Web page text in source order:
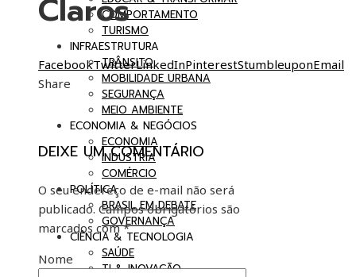
COMPORTAMENTO
TURISMO
INFRAESTRUTURA
TRÂNSITO
MOBILIDADE URBANA
SEGURANÇA
MEIO AMBIENTE
ECONOMIA & NEGÓCIOS
ECONOMIA
INDÚSTRIA
COMÉRCIO
POLÍTICA
BRASIL EM DEBATE
GOVERNANÇA
CIÊNCIA & TECNOLOGIA
SAÚDE
TI & INOVAÇÃO
Claros
FacebookTwitterLinkedInPinterestStumbleuponEmail
Share
DEIXE UM COMENTÁRIO
O seu endereço de e-mail não será
publicado. Campos obrigatórios são
marcados com*
Nome